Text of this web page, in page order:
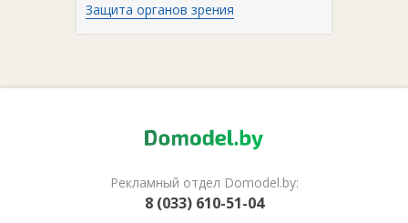
Защита органов зрения
Рекламный отдел Domodel.by:
8 (033) 610-51-04